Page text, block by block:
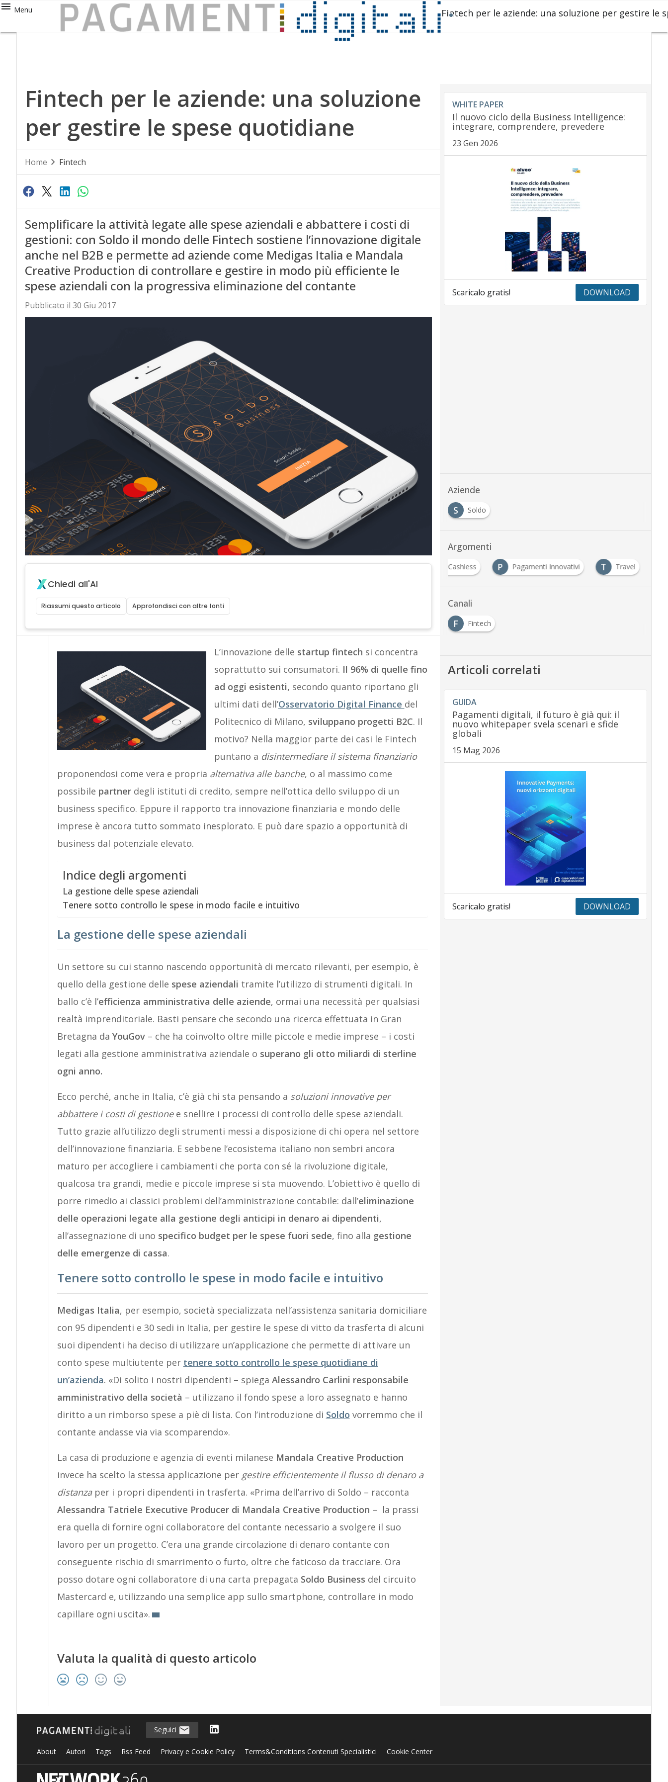
Menu Fintech per le aziende: una soluzione per gestire le
Fintech per le aziende: una soluzione
per gestire le spese quotidiane
Home Fintech
Semplificare la attività legate alle spese aziendali e abbattere i costi di
gestioni: con Soldo il mondo delle Fintech sostiene l’innovazione digitale
anche nel B2B e permette ad aziende come Medigas Italia e Mandala
Creative Production di controllare e gestire in modo più efficiente le
spese aziendali con la progressiva eliminazione del contante
Pubblicato il 30 Giu 2017
Chiedi all'AI
Riassumi questo articolo Approfondisci con altre fonti
L’innovazione delle startup fintech si concentra
soprattutto sui consumatori. Il 96% di quelle fino
ad oggi esistenti, secondo quanto riportano gli
ultimi dati dell’Osservatorio Digital Finance del
Politecnico di Milano, sviluppano progetti B2C. Il
motivo? Nella maggior parte dei casi le Fintech
puntano a disintermediare il sistema finanziario
proponendosi come vera e propria alternativa alle banche, o al massimo come
possibile partnerdegli istituti di credito, sempre nell’ottica dello sviluppo di un
business specifico. Eppure il rapporto tra innovazione finanziaria e mondo delle
imprese è ancora tutto sommato inesplorato. E può dare spazio a opportunità di
business dal potenziale elevato.
Indice degli argomenti
La gestione delle spese aziendali
Tenere sotto controllo le spese in modo facile e intuitivo
La gestione delle spese aziendali
Un settore su cui stanno nascendo opportunità di mercato rilevanti, per esempio, è
quello della gestione delle spese aziendali tramite l’utilizzo di strumenti digitali. In
ballo c’è l’efficienza amministrativa delle aziende, ormai una necessità per qualsiasi
realtà imprenditoriale. Basti pensare che secondo una ricerca effettuata in Gran
Bretagna da YouGov– che ha coinvolto oltre mille piccole e medie imprese – i costi
legati alla gestione amministrativa aziendale o superano gli otto miliardi di sterline
ogni anno.
Ecco perché, anche in Italia, c’è già chi sta pensando a soluzioni innovative per
abbattere i costi di gestionee snellire i processi di controllo delle spese aziendali.
Tutto grazie all’utilizzo degli strumenti messi a disposizione di chi opera nel settore
dell’innovazione finanziaria. E sebbene l’ecosistema italiano non sembri ancora
maturo per accogliere i cambiamenti che porta con sé la rivoluzione digitale,
qualcosa tra grandi, medie e piccole imprese si sta muovendo. L’obiettivo è quello di
porre rimedio ai classici problemi dell’amministrazione contabile: dall’eliminazione
delle operazioni legate alla gestione degli anticipi in denaro ai dipendenti,
all’assegnazione di uno specifico budget per le spese fuori sede, fino alla gestione
delle emergenze di cassa.
Tenere sotto controllo le spese in modo facile e intuitivo
Medigas Italia, per esempio, società specializzata nell’assistenza sanitaria domiciliare
con 95 dipendenti e 30 sedi in Italia, per gestire le spese di vitto da trasferta di alcuni
suoi dipendenti ha deciso di utilizzare un’applicazione che permette di attivare un
conto spese multiutente per tenere sotto controllo le spese quotidiane di
un’azienda. «Di solito i nostri dipendenti – spiega Alessandro Carlini responsabile
amministrativo della società – utilizzano il fondo spese a loro assegnato e hanno
diritto a un rimborso spese a piè di lista. Con l’introduzione di Soldo vorremmo che il
contante andasse via via scomparendo».
La casa di produzione e agenzia di eventi milanese Mandala Creative Production
invece ha scelto la stessa applicazione per gestire efficientemente il flusso di denaro a
distanzaper i propri dipendenti in trasferta. «Prima dell’arrivo di Soldo – racconta
Alessandra Tatriele Executive Producer di Mandala Creative Production – la prassi
era quella di fornire ogni collaboratore del contante necessario a svolgere il suo
lavoro per un progetto. C’era una grande circolazione di denaro contante con
conseguente rischio di smarrimento o furto, oltre che faticoso da tracciare. Ora
posso dotare ogni collaboratore di una carta prepagata Soldo Business del circuito
Mastercard e, utilizzando una semplice app sullo smartphone, controllare in modo
capillare ogni uscita».
Valuta la qualità di questo articolo
WHITE PAPER
Il nuovo ciclo della Business Intelligence:
integrare, comprendere, prevedere
23 Gen 2026
Scaricalo gratis! DOWNLOAD
Aziende
S
Soldo
Argomenti
Cashless P Pagamenti Innovativi T Travel
Canali
F
Fintech
Articoli correlati
GUIDA
Pagamenti digitali, il futuro è già qui: il
nuovo whitepaper svela scenari e sfide
globali
15 Mag 2026
Scaricalo gratis! DOWNLOAD
Seguici
About Autori Tags Rss Feed Privacy e Cookie Policy Terms&Conditions Contenuti Specialistici Cookie Center